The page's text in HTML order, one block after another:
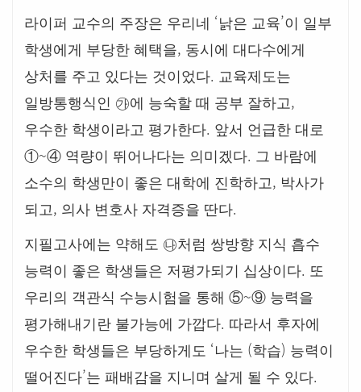
라이퍼 교수의 주장은 우리네 ‘ 낡은 교육’이 일부
학생에게 부당한 혜택을, 동시에 대다수에게
상처를 주고 있다는 것이었다. 교육제도는
일방통행식인 ㉮에 능숙할 때 공부 잘하고,
우수한 학생이라고 평가한다. 앞서 언급한 대로
①~④ 역량이 뛰어나다는 의미겠다. 그 바람에
소수의 학생만이 좋은 대학에 진학하고, 박사가
되고, 의사 변호사 자격증을 딴다.
지필고사에는 약해도 ㉯처럼 쌍방향 지식 흡수
능력이 좋은 학생들은 저평가되기 십상이다. 또
우리의 객관식 수능시험을 통해 ⑤~⑨ 능력을
평가해내기란 불가능에 가깝다. 따라서 후자에
우수한 학생들은 부당하게도 ‘ 나는 (학습) 능력이
떨어진다’는 패배감을 지니며 살게 될 수 있다.